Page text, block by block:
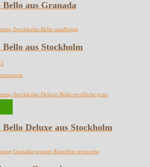
aus Granada
aus Stockholm
Deluxe aus Stockholm